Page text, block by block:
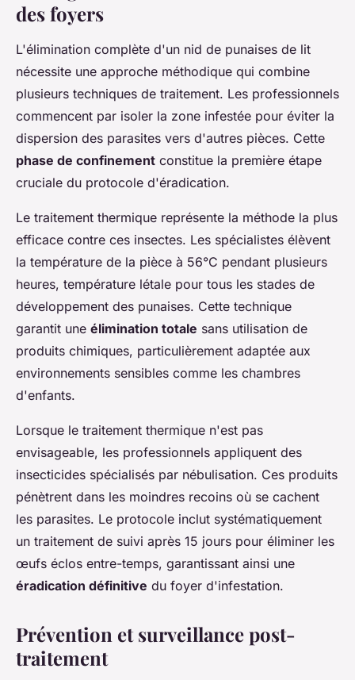
des foyers
L'élimination complète d'un nid de punaises de lit
nécessite une approche méthodique qui combine
plusieurs techniques de traitement. Les professionnels
commencent par isoler la zone infestée pour éviter la
dispersion des parasites vers d'autres pièces. Cette
phase de confinement constitue la première étape
cruciale du protocole d'éradication.
Le traitement thermique représente la méthode la plus
efficace contre ces insectes. Les spécialistes élèvent
la température de la pièce à 56°C pendant plusieurs
heures, température létale pour tous les stades de
développement des punaises. Cette technique
garantit une élimination totale sans utilisation de
produits chimiques, particulièrement adaptée aux
environnements sensibles comme les chambres
d'enfants.
Lorsque le traitement thermique n'est pas
envisageable, les professionnels appliquent des
insecticides spécialisés par nébulisation. Ces produits
pénètrent dans les moindres recoins où se cachent
les parasites. Le protocole inclut systématiquement
un traitement de suivi après 15 jours pour éliminer les
œufs éclos entre-temps, garantissant ainsi une
éradication définitive du foyer d'infestation.
Prévention et surveillance post-
traitement